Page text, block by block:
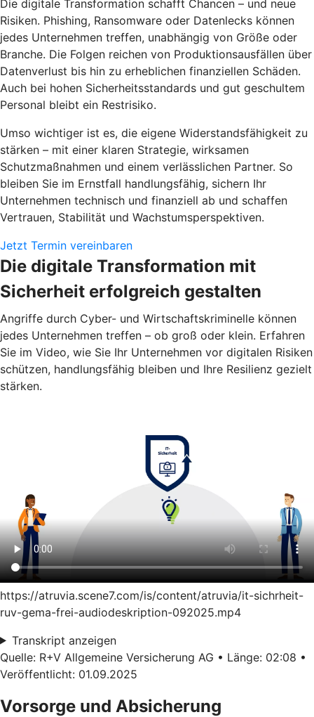
Die digitale Transformation schafft Chancen – und neue
Risiken. Phishing, Ransomware oder Datenlecks können
jedes Unternehmen treffen, unabhängig von Größe oder
Branche. Die Folgen reichen von Produktionsausfällen über
Datenverlust bis hin zu erheblichen finanziellen Schäden.
Auch bei hohen Sicherheitsstandards und gut geschultem
Personal bleibt ein Restrisiko.
Umso wichtiger ist es, die eigene Widerstandsfähigkeit zu
stärken – mit einer klaren Strategie, wirksamen
Schutzmaßnahmen und einem verlässlichen Partner. So
bleiben Sie im Ernstfall handlungsfähig, sichern Ihr
Unternehmen technisch und finanziell ab und schaffen
Vertrauen, Stabilität und Wachstumsperspektiven.
Jetzt Termin vereinbaren
Die digitale Transformation mit
Sicherheit erfolgreich gestalten
Angriffe durch Cyber- und Wirtschaftskriminelle können
jedes Unternehmen treffen – ob groß oder klein. Erfahren
Sie im Video, wie Sie Ihr Unternehmen vor digitalen Risiken
schützen, handlungsfähig bleiben und Ihre Resilienz gezielt
stärken.
https://atruvia.scene7.com/is/content/atruvia/it-sichrheit-
ruv-gema-frei-audiodeskription-092025.mp4
Transkript anzeigen
Quelle: R+V Allgemeine Versicherung AG • Länge: 02:08 •
Veröffentlicht: 01.09.2025
Vorsorge und Absicherung